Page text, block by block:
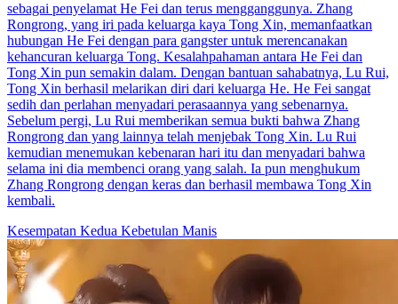
sebagai penyelamat He Fei dan terus mengganggunya. Zhang
Rongrong, yang iri pada keluarga kaya Tong Xin, memanfaatkan
hubungan He Fei dengan para gangster untuk merencanakan
kehancuran keluarga Tong. Kesalahpahaman antara He Fei dan
Tong Xin pun semakin dalam. Dengan bantuan sahabatnya, Lu Rui,
Tong Xin berhasil melarikan diri dari keluarga He. He Fei sangat
sedih dan perlahan menyadari perasaannya yang sebenarnya.
Sebelum pergi, Lu Rui memberikan semua bukti bahwa Zhang
Rongrong dan yang lainnya telah menjebak Tong Xin. Lu Rui
kemudian menemukan kebenaran hari itu dan menyadari bahwa
selama ini dia membenci orang yang salah. Ia pun menghukum
Zhang Rongrong dengan keras dan berhasil membawa Tong Xin
kembali.
Kesempatan Kedua Kebetulan Manis